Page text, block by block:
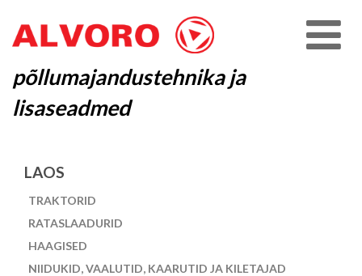
põllumajandustehnika ja
lisaseadmed
LAOS
TRAKTORID
RATASLAADURID
HAAGISED
NIIDUKID, VAALUTID, KAARUTID JA KILETAJAD